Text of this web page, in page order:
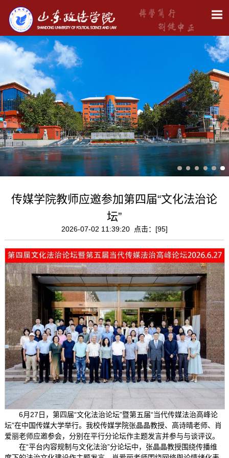
传媒学院教师应邀参加第四届“文化法治论
坛”
2026-07-02 11:39:20 点击：[95]
6月27日，第四届“文化法治论坛”暨第五届“当代传媒法治高峰论
坛”在中国传媒大学举行。我校传媒学院张晶晶教授、高诗晴老师、肖
爱丽老师应邀参会，分别在平行分论坛作主题发言并参与与谈评议。
在“平台内容规制与文化法治”分论坛中，张晶晶教授围绕传播维